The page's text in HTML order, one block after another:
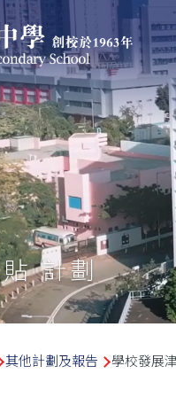
計劃
其他計劃及報告 學校發展